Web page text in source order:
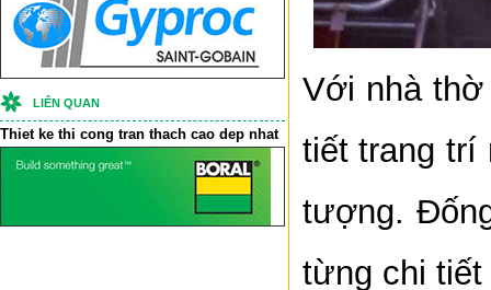
LIÊN QUAN
Thiet ke thi cong tran thach cao dep nhat
Với nhà
tiết trang trí
tượng.
từng chi